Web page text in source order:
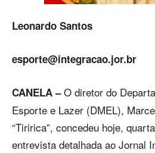
Leonardo Santos
esporte@integracao.jor.br
CANELA –O diretor do
Esporte e Lazer (DMEL),
“Tiririca”, concedeu hoje,
entrevista detalhada ao Jornal